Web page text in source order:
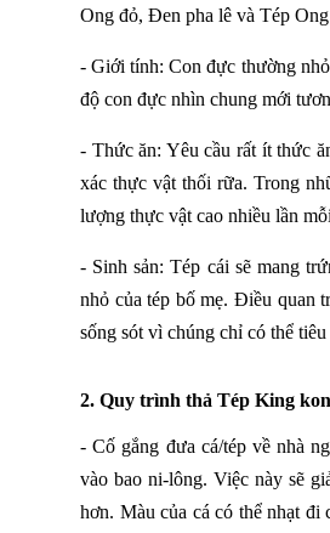
Ong đỏ, Đen pha lê và Tép
- Giới tính: Con đực thường
độ con đực nhìn chung mới
- Thức ăn: Yêu cầu rất ít thức
xác thực vật thối rữa. Trong
lượng thực vật cao nhiều lần
- Sinh sản: Tép cái sẽ mang
nhỏ của tép bố mẹ. Điều quan
sống sót vì chúng chỉ có thể
2. Quy trình thả Tép King
- Cố gắng đưa cá/tép về nhà
vào bao ni-lông. Việc này sẽ
hơn. Màu của cá có thể nhạt